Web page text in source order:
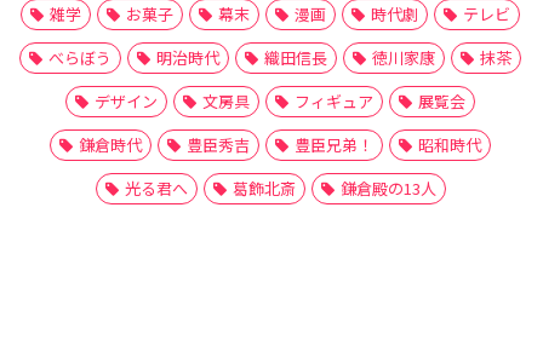
雑学
お菓子 幕末 漫画 時代劇
テレビ
べらぼう
明治時代 織田信長 徳川家康
抹茶
デザイン
文房具 フィギュア
展覧会
鎌倉時代
豊臣秀吉 豊臣兄弟！
昭和時代
光る君へ
葛飾北斎 鎌倉殿の13人